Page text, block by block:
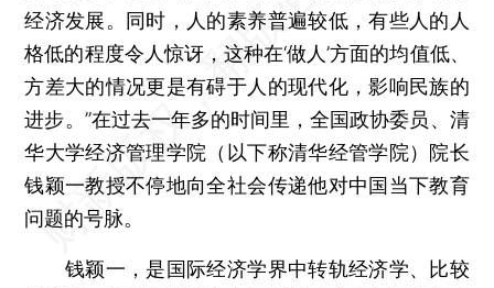
经济发展。同时，人的素养普遍较低，有些人的人
格低的程度令人惊讶，这种在‘做人’方面的均值低、
方差大的情况更是有碍于人的现代化，影响民族的
进步。”在过去一年多的时间里，全国政协委员、清
华大学经济管理学院（以下称清华经管学院）院长
钱颖一教授不停地向全社会传递他对中国当下教育
问题的号脉。
钱颖一，是国际经济学界中转轨经济学、比较